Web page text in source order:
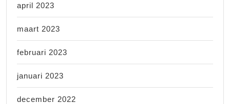
april 2023
maart 2023
februari 2023
januari 2023
december 2022